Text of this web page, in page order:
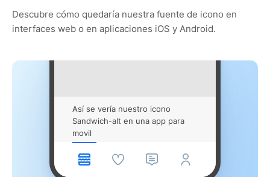
Descubre cómo quedaría nuestra fuente de icono en
interfaces web o en aplicaciones iOS y Android.
Así se vería nuestro icono
Sandwich-alt en una app para
movil